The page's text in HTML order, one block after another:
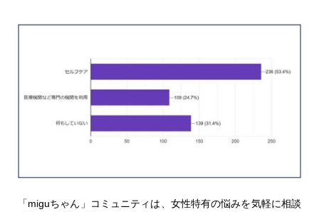
「miguちゃん」コミュニティは、女性特有の悩みを気軽に相談